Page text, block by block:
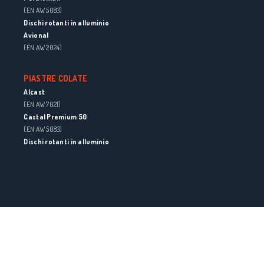
(EN AW 5083)
Dischi rotanti in alluminio
Avional
(EN AW 2024)
PIASTRE COLATE
Alcast
(EN AW 7021)
Castal Premium 50
(EN AW 5083)
Dischi rotanti in alluminio